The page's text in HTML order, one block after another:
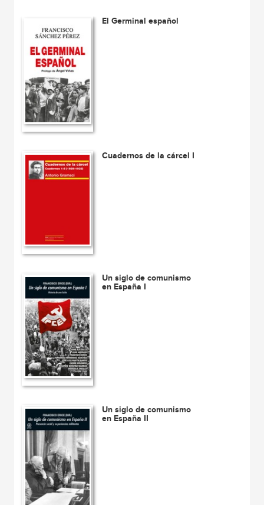
El Germinal español
Cuadernos de la cárcel I
Un siglo de comunismo
en España I
Un siglo de comunismo
en España II